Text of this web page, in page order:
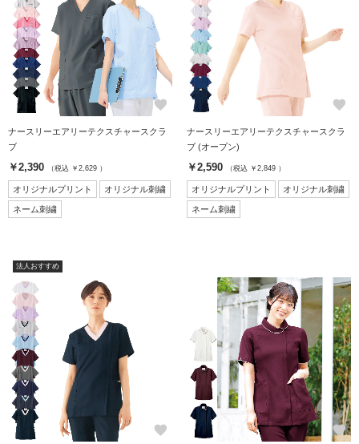
favorite
ナースリーエアリーテクスチャースクラ
ブ
￥2,390 （税込 ￥2,629 ）
オリジナルプリント オリジナル刺繍
ネーム刺繍
favorite
ナースリーエアリーテクスチャースクラ
ブ (オープン)
￥2,590 （税込 ￥2,849 ）
オリジナルプリント オリジナル刺繍
ネーム刺繍
法人おすすめ
favorite favorite